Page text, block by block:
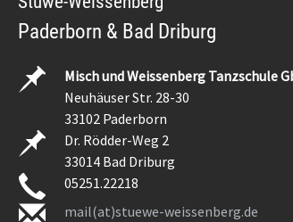
Paderborn & Bad Driburg
Misch und Weissenberg Tanzschule
Neuhäuser Str. 28-30
33102 Paderborn
Dr. Rödder-Weg 2
33014 Bad Driburg
05251.22218
mail(at)stuewe-weissenberg.de